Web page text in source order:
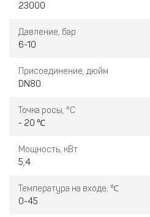
23000
Давление, бар
6-10
Присоединение, дюйм
DN80
Точка росы, °С
- 20 ℃
Мощность, кВт
5,4
Температура на входе, ℃
0-45